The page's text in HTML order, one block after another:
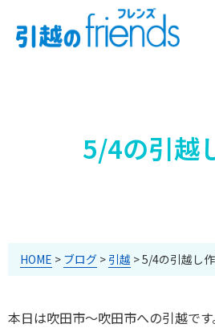
5/4の引越
HOME > ブログ > 引越 >5/4の引越し
本日は吹田市～吹田市への引越です